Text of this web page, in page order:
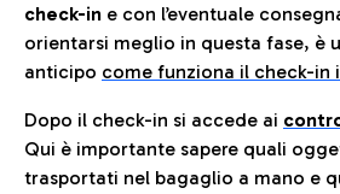
check-in e con l’eventuale
orientarsi meglio in questa fase, è
anticipo come funziona il check-in
Dopo il check-in si accede ai
Qui è importante sapere quali
trasportati nel bagaglio a mano e